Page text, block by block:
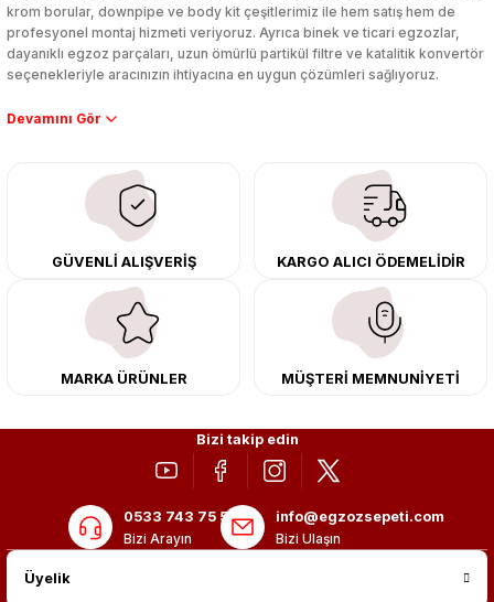
krom borular, downpipe ve body kit çeşitlerimiz ile hem satış hem de
profesyonel montaj hizmeti veriyoruz. Ayrıca binek ve ticari egzozlar,
dayanıklı egzoz parçaları, uzun ömürlü partikül filtre ve katalitik konvertör
seçenekleriyle aracınızın ihtiyacına en uygun çözümleri sağlıyoruz.
Performans artışı isteyen sürücüler için özel performans egzozları ve
çıkma orijinal ürünler ile yenileyebilir, body kit uygulamalarıyla aracınızın
tasarımını ve aerodinamisini üst seviyeye taşıyabilirsiniz.
Tüm ürünlerimiz orijinal, dayanıklı ve uzun ömürlüdür. İstanbul’daki montaj
merkezimizde profesyonel montaj yapıyor, Türkiye’nin her yerine güvenli
kargo ile teslimat gerçekleştiriyoruz. Aracınıza değer katmak için doğru
adres: Egzoz Sepeti.
GÜVENLİ ALIŞVERİŞ KARGO ALICI ÖDEMELİDİR
MARKA ÜRÜNLER MÜŞTERİ MEMNUNİYETİ
Bizi takip edin
0533 743 75 56
Bizi Arayın
info@egzozsepeti.com
Bizi Ulaşın
Üyelik